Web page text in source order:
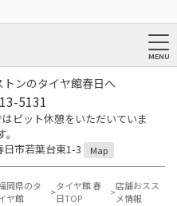
ンのタイヤ館春日へ
5131
ピット休憩をいただいていま
。
市若葉台東1-3
Map
岡県のタ
ヤ館
タイヤ館 春
日TOP
店舗おスス
メ情報